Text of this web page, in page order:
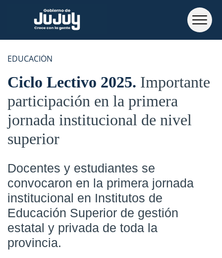
EDUCACIÓN
Ciclo Lectivo 2025 Importante
participación en la primera
jornada institucional de nivel
superior
Docentes y estudiantes se
convocaron en la primera jornada
institucional en Institutos de
Educación Superior de gestión
estatal y privada de toda la
provincia.